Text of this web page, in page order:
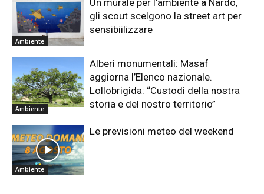
Ambiente
Un murale per l’ambiente a Nardò,
gli scout scelgono la street art per
sensibiilizzare
Ambiente
Alberi monumentali: Masaf
aggiorna l’Elenco nazionale.
Lollobrigida: “Custodi della nostra
storia e del nostro territorio”
Ambiente
Le previsioni meteo del weekend